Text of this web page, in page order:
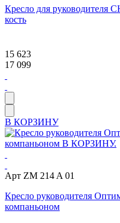
Кресло для руководителя
кость
15 623
17 099
В КОРЗИНУ
Арт ZM 214 A 01
Кресло руководителя
компаньоном